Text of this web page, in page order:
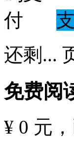
还剩 ...
免费阅
¥ 0 元